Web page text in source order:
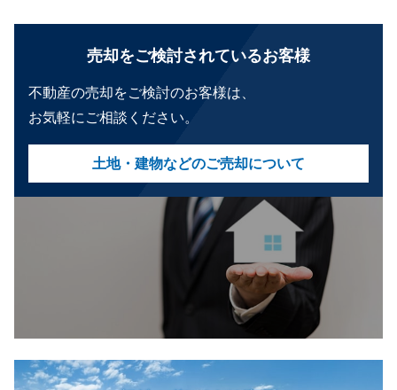
売却をご検討されているお客様
不動産の売却をご検討のお客様は、
お気軽にご相談ください。
土地・建物などのご売却について